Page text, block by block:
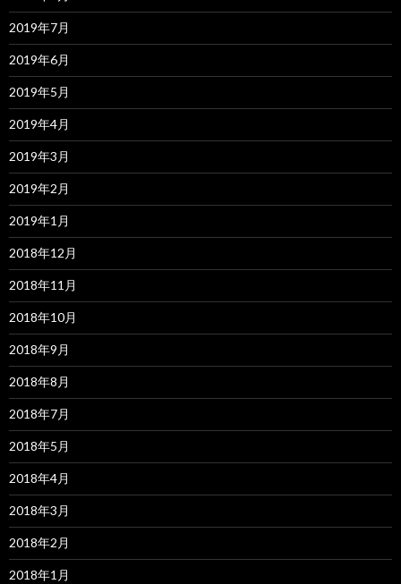
2019年7月
2019年6月
2019年5月
2019年4月
2019年3月
2019年2月
2019年1月
2018年12月
2018年11月
2018年10月
2018年9月
2018年8月
2018年7月
2018年5月
2018年4月
2018年3月
2018年2月
2018年1月